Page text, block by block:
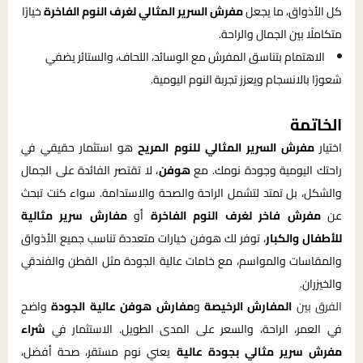
كل الأذواق، ما يجعلمفرش السرير المثالي لغرف النوم الفاخرةخيارًا
متكاملًا بين الجمال والراحة.
الاهتمام بتناسق المفرش مع الوسائد، اللحاف، والستائر يضفي
شعورًا بالانسجام ويعزز تجربة النوم اليومية.
الخاتمة
اختيارمفرش السرير المثالي للنوم المريحهو استثمار حقيقي في
راحتك اليومية وجودة نومك. معهوفن، لا تقتصر الفائدة على الجمال
والشكل، بل تمتد لتشمل الراحة والصحة والاستدامة. سواء كنت تبحث
عنمفرش فاخر لغرف النوم الفاخرة أومفارش سرير مثالية
للأطفال والكبار، توفر لك هوفن خيارات متعددة تناسب جميع الأذواق
والمقاسات والمواسم، مع خامات عالية الجودة مثل القطن والفندقي
والخيزران.
الفرق بين المفارش الرخيصة ومفارش هوفن عالية الجودةواضح
في العمر، الراحة، والسعر على المدى الطويل. الاستثمار في شراء
مفرش سرير مثالي بجودة عالية يعني نوم مستقر، صحة أفضل،